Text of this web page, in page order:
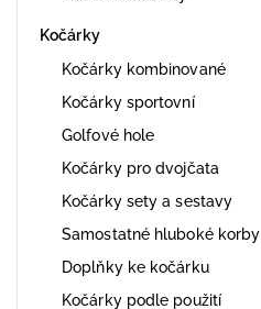
Kočárky
Kočárky kombinované
Kočárky sportovní
Golfové hole
Kočárky pro dvojčata
Kočárky sety a sestavy
Samostatné hluboké korby
Doplňky ke kočárku
Kočárky podle použití